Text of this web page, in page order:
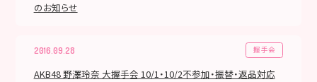
のお知らせ
2016.09.28 握手会
AKB48 野澤玲奈 大握手会 10/1・10/2不参加・振替・返品対応